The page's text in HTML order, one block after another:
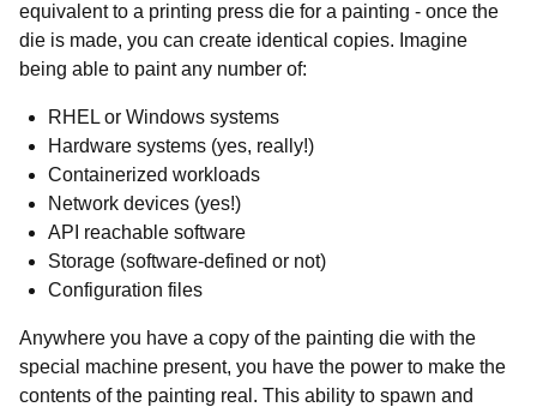
equivalent to a printing press die for a painting - once the
die is made, you can create identical copies. Imagine
being able to paint any number of:
RHEL or Windows systems
Hardware systems (yes, really!)
Containerized workloads
Network devices (yes!)
API reachable software
Storage (software-defined or not)
Configuration files
Anywhere you have a copy of the painting die with the
special machine present, you have the power to make the
contents of the painting real. This ability to spawn and